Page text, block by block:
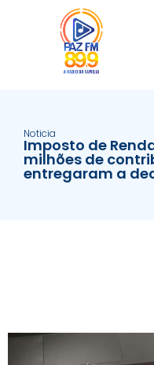
Noticia
Imposto de
milhões de
entregaram a